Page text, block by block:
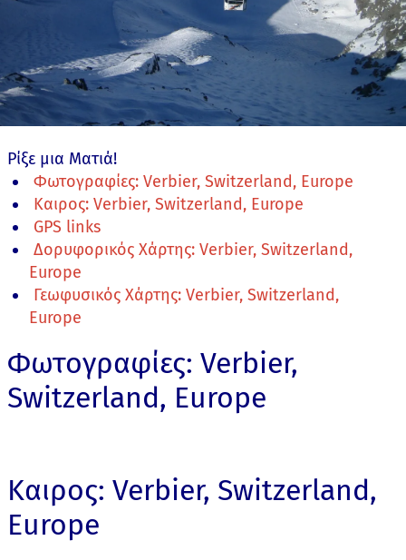
Ρίξε μια Ματιά!
Φωτογραφίες: Verbier, Switzerland, Europe
Καιρος: Verbier, Switzerland, Europe
GPS links
Δορυφορικός Χάρτης: Verbier, Switzerland,
Europe
Γεωφυσικός Χάρτης: Verbier, Switzerland,
Europe
Φωτογραφίες: Verbier,
Switzerland, Europe
Καιρος: Verbier, Switzerland,
Europe